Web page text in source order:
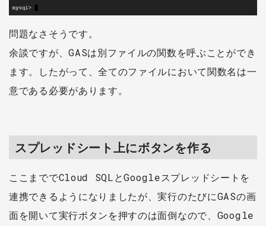
問題なさそうです。
余談ですが、GASは別ファイルの関数を呼ぶことができ
ます。したがって、全てのファイルにおいて関数名は一
意である必要があります。
スプレッドシート上にボタンを作る
ここまででCloud SQLとGoogleスプレッドシートを
連携できるようになりましたが、実行のたびにGASの画
面を開いて実行ボタンを押すのは面倒なので、Google